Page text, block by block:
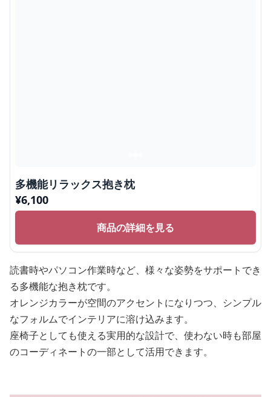
多機能リラックス抱き枕
¥6,100
商品の詳細を見る
読書時やパソコン作業時など、様々な姿勢をサポートでき
る多機能な抱き枕です。
オレンジカラーが空間のアクセントになりつつ、シンプル
なフォルムでインテリアに溶け込みます。
座椅子としても使える実用的な設計で、使わない時も部屋
のコーディネートの一部として活用できます。